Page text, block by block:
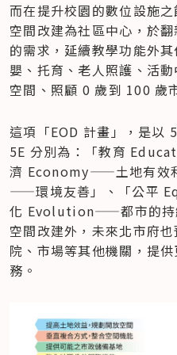
而在提升校園的數位設施
空間改建為社區中心，於
的需求，延續教學功能外
嬰、托育、老人照護、活
空間、照顧 0 歲到 100 歲
這項「EOD 計畫」，是以
5E 分別為：「教育
濟 Economy——土地有效
——環境友善」、「公平
化 Evolution——都市的持
空間改建外，未來北市府
院、市場等其他機關，提
務。